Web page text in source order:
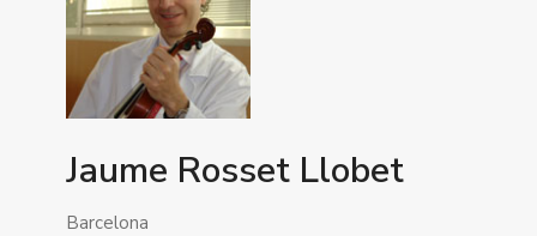
Jaume Rosset Llobet
Barcelona